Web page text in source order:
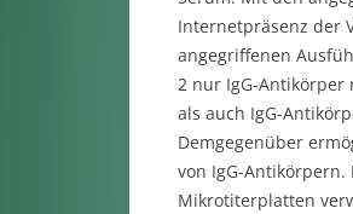
Internetpräsenz der
angegriffenen
2 nur IgG-Antikörper
als auch IgG-
Demgegenüber
von IgG-
Mikrotiterplatten